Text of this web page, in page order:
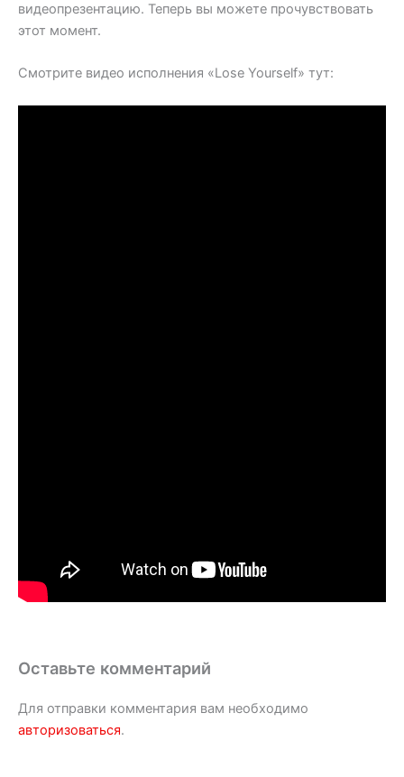
видеопрезентацию. Теперь вы можете прочувствовать
этот момент.
Смотрите видео исполнения «Lose Yourself» тут:
Оставьте комментарий
Для отправки комментария вам необходимо
авторизоваться.